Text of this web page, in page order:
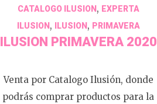
CATALOGO ILUSION, EXPERTA
ILUSION, ILUSION, PRIMAVERA
ILUSION PRIMAVERA 2020
Venta por Catalogo Ilusión, donde
podrás comprar productos para la